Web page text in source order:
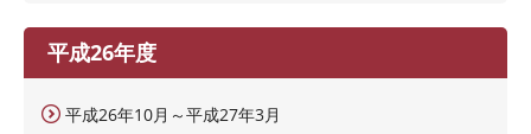
平成26年度
平成26年10月～平成27年3月